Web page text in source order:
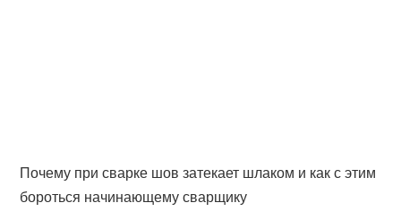
Почему при сварке шов затекает шлаком и как с этим
бороться начинающему сварщику